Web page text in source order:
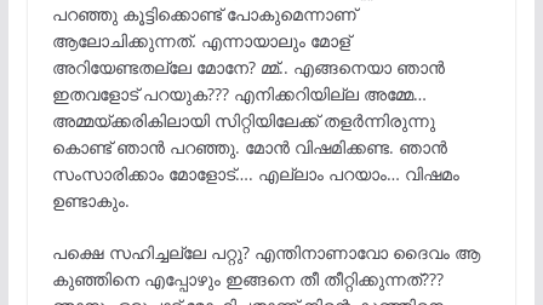
പറഞ്ഞു കൂട്ടിക്കൊണ്ട് പോകുമെന്നാണ്
ആലോചിക്കുന്നത്. എന്നായാലും മോള്
അറിയേണ്ടതല്ലേ മോനേ? മ്മ്.. എങ്ങനെയാ ഞാൻ
ഇതവളോട് പറയുക??? എനിക്കറിയില്ല അമ്മേ…
അമ്മയ്ക്കരികിലായി സിറ്റിയിലേക്ക് തളർന്നിരുന്നു
കൊണ്ട് ഞാൻ പറഞ്ഞു. മോൻ വിഷമിക്കണ്ട. ഞാൻ
സംസാരിക്കാം മോളോട്…. എല്ലാം പറയാം… വിഷമം
ഉണ്ടാകും.
പക്ഷെ സഹിച്ചല്ലേ പറ്റു? എന്തിനാണാവോ ദൈവം ആ
കുഞ്ഞിനെ എപ്പോഴും ഇങ്ങനെ തീ തീറ്റിക്കുന്നത്???